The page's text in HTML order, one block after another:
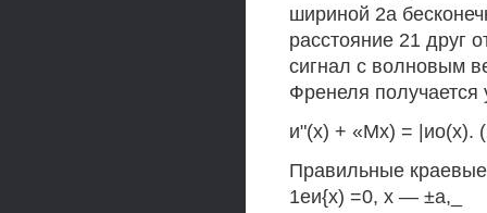
шириной 2а
расстояние 21 друг
сигнал с волновым
Френеля получается
и"(х) + «Мх) = |ио(х).
Правильные
1еи{х) =0, х — ±а,_